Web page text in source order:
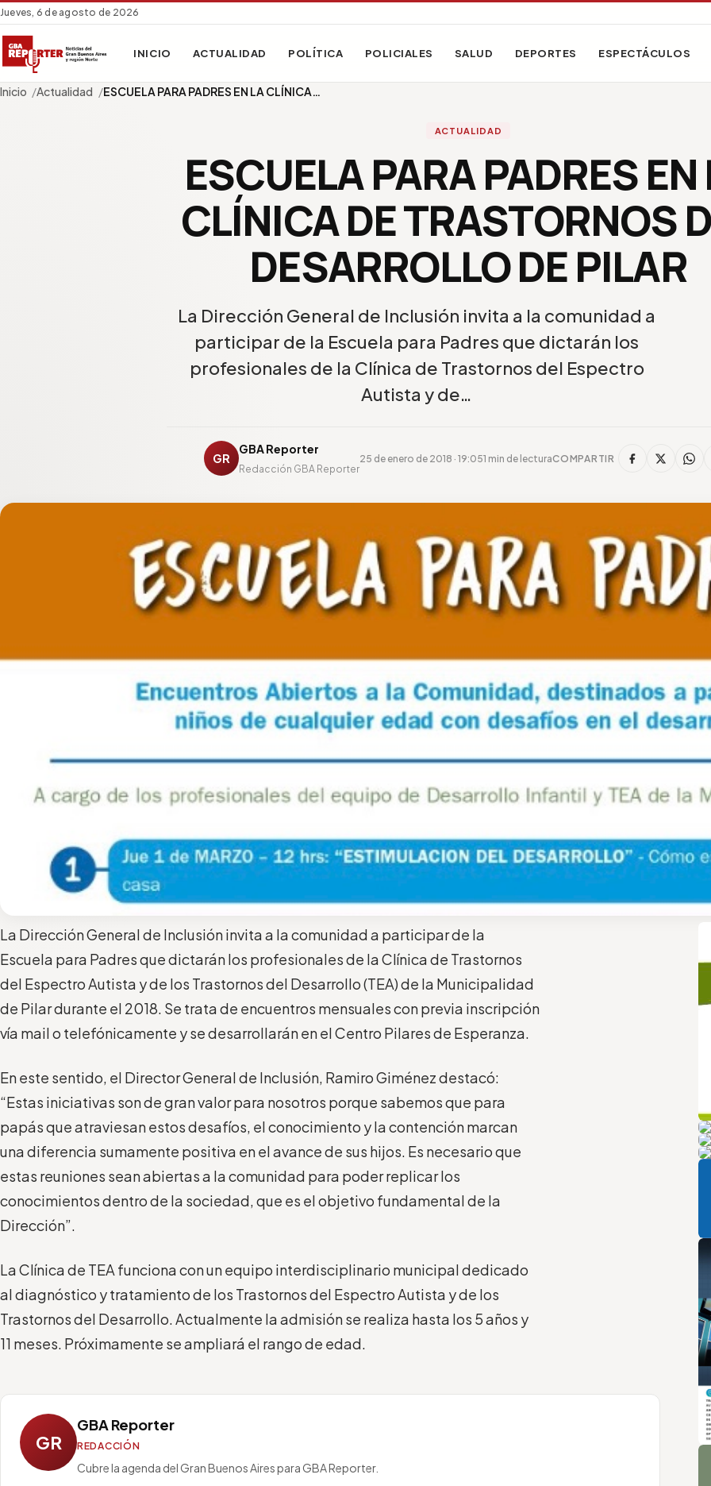
Jueves, 6 de agosto de 2026
INICIO ACTUALIDAD POLÍTICA POLICIALES SALUD DEPORTES ESPECTÁCULOS
Inicio Actualidad ESCUELA PARA PADRES EN LA CLÍNICA…
ACTUALIDAD
ESCUELA PARA PADRES EN
CLÍNICA DE TRASTORNOS
DESARROLLO DE PILAR
La Dirección General de Inclusión invita a la comunidad a
participar de la Escuela para Padres que dictarán los
profesionales de la Clínica de Trastornos del Espectro
Autista y de…
GR
GBA Reporter
Redacción GBA Reporter
25 de enero de 2018 · 19:051 min de lecturaCOMPARTIR
La Dirección General de Inclusión invita a la comunidad a participar de la
Escuela para Padres que dictarán los profesionales de la Clínica de Trastornos
del Espectro Autista y de los Trastornos del Desarrollo (TEA) de la Municipalidad
de Pilar durante el 2018. Se trata de encuentros mensuales con previa inscripción
vía mail o telefónicamente y se desarrollarán en el Centro Pilares de Esperanza.
En este sentido, el Director General de Inclusión, Ramiro Giménez destacó:
“Estas iniciativas son de gran valor para nosotros porque sabemos que para
papás que atraviesan estos desafíos, el conocimiento y la contención marcan
una diferencia sumamente positiva en el avance de sus hijos. Es necesario que
estas reuniones sean abiertas a la comunidad para poder replicar los
conocimientos dentro de la sociedad, que es el objetivo fundamental de la
Dirección”.
La Clínica de TEA funciona con un equipo interdisciplinario municipal dedicado
al diagnóstico y tratamiento de los Trastornos del Espectro Autista y de los
Trastornos del Desarrollo. Actualmente la admisión se realiza hasta los 5 años y
11 meses. Próximamente se ampliará el rango de edad.
GR
GBA Reporter
REDACCIÓN
Cubre la agenda del Gran Buenos Aires para GBA Reporter.